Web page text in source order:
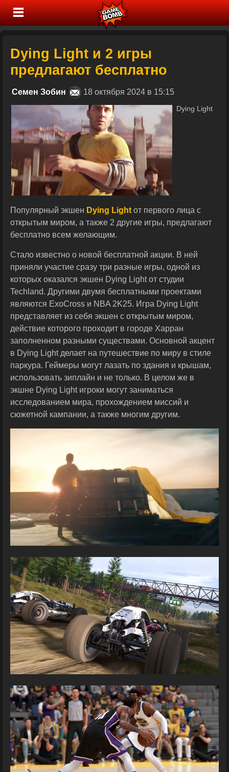
Dying Light и 2 игры
предлагают бесплатно
Семен Зобин 18 октября 2024 в 15:15
Dying Light
Популярный экшен Dying Light от первого лица с
открытым миром, а также 2 другие игры, предлагают
бесплатно всем желающим.
Стало известно о новой бесплатной акции. В ней
приняли участие сразу три разные игры, одной из
которых оказался экшен Dying Light от студии
Techland. Другими двумя бесплатными проектами
являются ExoCross и NBA 2K25. Игра Dying Light
представляет из себя экшен с открытым миром,
действие которого проходит в городе Харран
заполненном разными существами. Основной акцент
в Dying Light делает на путешествие по миру в стиле
паркура. Геймеры могут лазать по здания и крышам,
использовать зиплайн и не только. В целом же в
экшне Dying Light игроки могут заниматься
исследованием мира, прохождением миссий и
сюжетной кампании, а также многим другим.